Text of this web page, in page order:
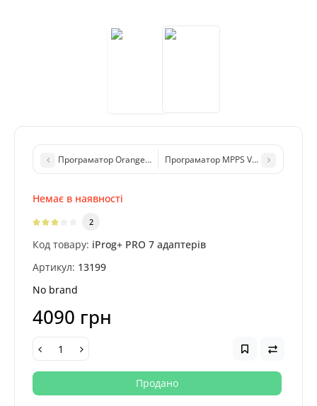
Програматор Orange 5 (v.1.38) для магнітол, IMMO, SRS,
Програматор MPPS V18 для чіп-
Немає в наявності
2
Код товару: iProg+ PRO 7 адаптерів
Артикул: 13199
No brand
4090 грн
Продано